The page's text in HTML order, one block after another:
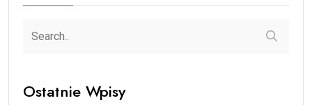
Ostatnie Wpisy